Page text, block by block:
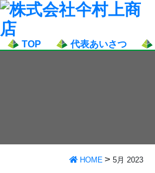
TOP 代表あいさつ
HOME 5月 2023